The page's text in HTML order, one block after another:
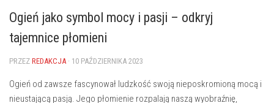
Ogień jako symbol mocy i pasji – odkryj
tajemnice płomieni
PRZEZ REDAKCJA · 10 PAŹDZIERNIKA 2023
Ogień od zawsze fascynował ‍ludzkość swoją nieposkromioną mocą i
nieustającą pasją. Jego płomienie rozpalają naszą⁣ wyobraźnię,